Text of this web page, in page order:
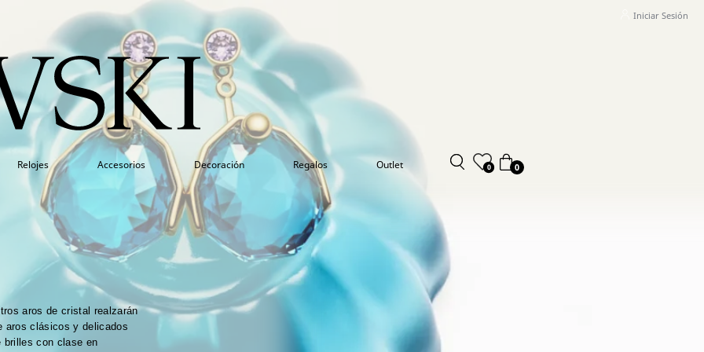
Iniciar Sesión
Relojes Accesorios Decoración Regalos Outlet 0 0
aros de cristal realzarán
aros clásicos y delicados
brilles con clase en